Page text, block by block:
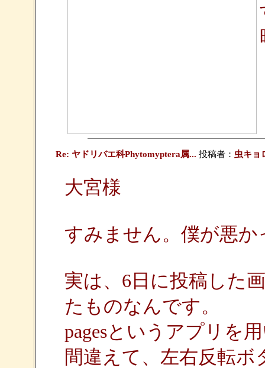
Re: ヤドリバエ科Phytomyptera属... 投稿者： 虫キョ
大宮様
すみません。僕が悪か
実は、6日に投稿した
たものなんです。
pagesというアプリを
間違えて、左右反転